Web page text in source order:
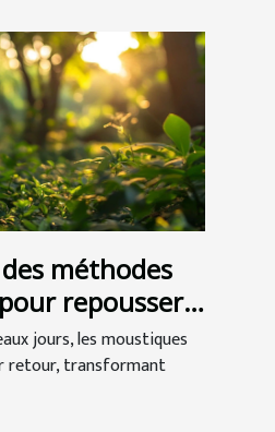
méthodes
repousser
jours, les moustiques
retour, transformant